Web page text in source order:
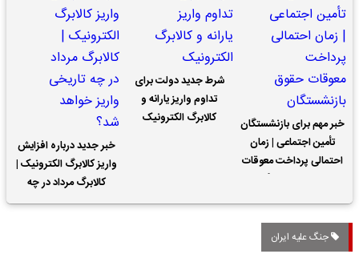
خبر مهم برای بازنشستگان
تأمین اجتماعی | زمان
احتمالی پرداخت معوقات
شرط جدید دولت برای
تداوم واریز یارانه و
کالابرگ الکترونیک
خبر جدید درباره افزایش
واریز کالابرگ الکترونیک |
کالابرگ مرداد در چه
تاریخی واریز خواهد شد؟
جنگ علیه ایران